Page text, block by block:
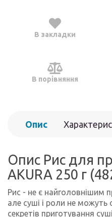
В закладки
В порівняння
Опис
Опис Рис для
AKURA 250 г
Рис - не є найголовнішим
але суші і роли не можуть
секретів приготування